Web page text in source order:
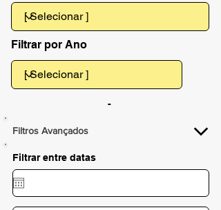
Filtrar por Ano
-
Filtros Avançados
Filtrar entre datas